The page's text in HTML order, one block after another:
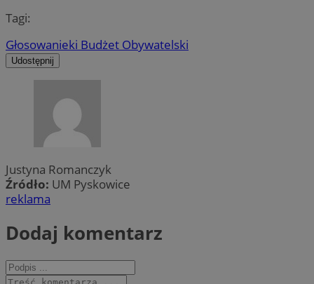
Tagi:
Głosowanieki Budżet Obywatelski
Udostępnij
Justyna Romanczyk
Źródło: UM Pyskowice
reklama
Dodaj komentarz